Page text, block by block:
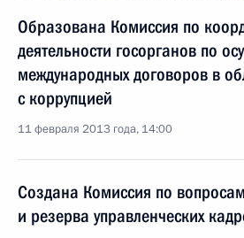
Образована Комиссия по
деятельности госорганов по
международных договоров в
с коррупцией
11 февраля 2013 года, 14:00
Создана Комиссия по
и резерва управленческих